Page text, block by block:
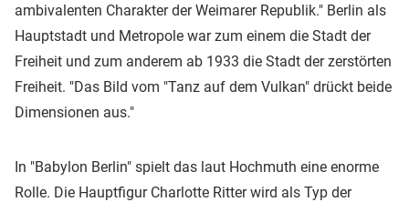
ambivalenten Charakter der Weimarer Republik." Berlin als
Hauptstadt und Metropole war zum einem die Stadt der
Freiheit und zum anderem ab 1933 die Stadt der zerstörten
Freiheit. "Das Bild vom "Tanz auf dem Vulkan" drückt beide
Dimensionen aus."
In "Babylon Berlin" spielt das laut Hochmuth eine enorme
Rolle. Die Hauptfigur Charlotte Ritter wird als Typ der